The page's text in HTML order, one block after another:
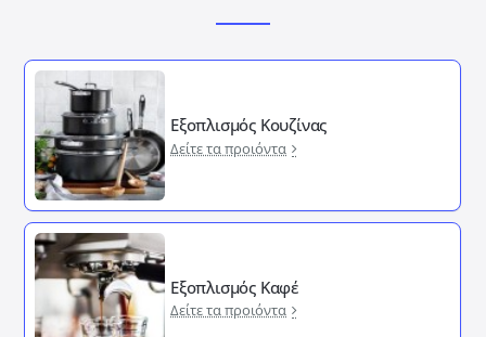
Εξοπλισμός Κουζίνας
Δείτε τα προιόντα
Εξοπλισμός Καφέ
Δείτε τα προιόντα